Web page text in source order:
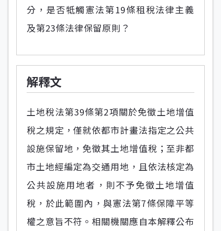
分，是否牴觸憲法第19條租稅法律主義
及第23條法律保留原則？
解釋文
土地稅法第39條第2項關於免徵土地增值
稅之規定，僅就依都市計畫法指定之公共
設施保留地，免徵其土地增值稅；至非都
市土地經編定為交通用地，且依法核定為
公共設施用地者，則不予免徵土地增值
稅，於此範圍內，與憲法第7條保障平等
權之意旨不符。相關機關應自本解釋公布